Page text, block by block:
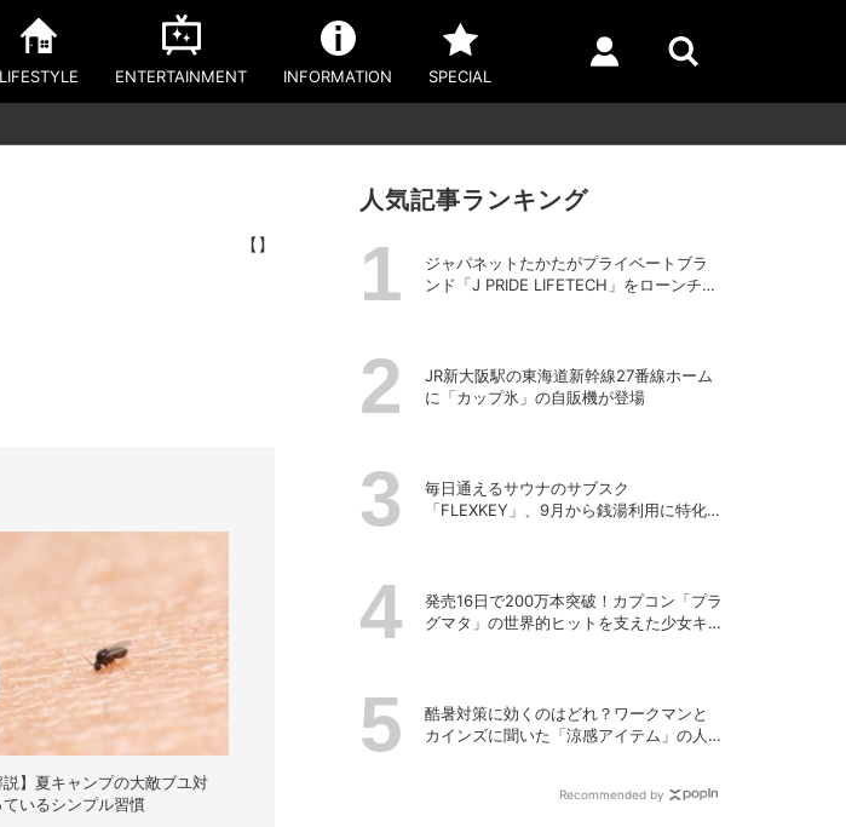
LIFESTYLE ENTERTAINMENT INFORMATION SPECIAL
【】
説】夏キャンプの大敵ブユ対
いるシンプル習慣
人気記事ランキング
ジャパネットたかたがプライベートブラ
ンド「J PRIDE LIFETECH」をローンチ、
JR新大阪駅の東海道新幹線27番線ホーム
に「カップ氷」の自販機が登場
毎日通えるサウナのサブスク
「FLEXKEY」、9月から銭湯利用に特化し
発売16日で200万本突破！カプコン「プラ
グマタ」の世界的ヒットを支えた少女キ
酷暑対策に効くのはどれ？ワークマンと
カインズに聞いた「涼感アイテム」の人
Recommended by